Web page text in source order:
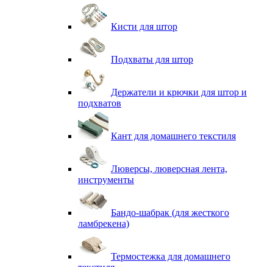
Кисти для штор
Подхваты для штор
Держатели и крючки для штор и
подхватов
Кант для домашнего текстиля
Люверсы, люверсная лента,
инструменты
Бандо-шабрак (для жесткого
ламбрекена)
Термостежка для домашнего